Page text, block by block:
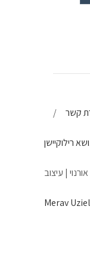
קשר
רילוקיישן
| עיצוב
Merav Uziel